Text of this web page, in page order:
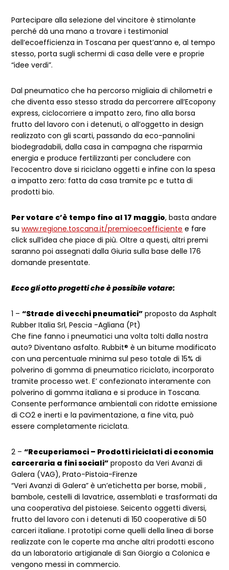
Partecipare alla selezione del vincitore è stimolante
perché dà una mano a trovare i testimonial
dell’ecoefficienza in Toscana per quest’anno e, al tempo
stesso, porta sugli schermi di casa delle vere e proprie
“idee verdi”.
Dal pneumatico che ha percorso migliaia di chilometri e
che diventa esso stesso strada da percorrere all’Ecopony
express, ciclocorriere a impatto zero, fino alla borsa
frutto del lavoro con i detenuti, o all’oggetto in design
realizzato con gli scarti, passando da eco-pannolini
biodegradabili, dalla casa in campagna che risparmia
energia e produce fertilizzanti per concludere con
l’ecocentro dove si riciclano oggetti e infine con la spesa
a impatto zero: fatta da casa tramite pc e tutta di
prodotti bio.
Per votare c’è tempo fino al 17 maggio, basta andare
suwww.regione.toscana.it/premioecoefficiente e fare
click sull’idea che piace di più. Oltre a questi, altri premi
saranno poi assegnati dalla Giuria sulla base delle 176
domande presentate.
Ecco gli otto progetti che è possibile votare:
1 –“Strade di vecchi pneumatici” proposto da Asphalt
Rubber Italia Srl, Pescia -Agliana (Pt)
Che fine fanno i pneumatici una volta tolti dalla nostra
auto? Diventano asfalto. Rubbit® è un bitume modificato
con una percentuale minima sul peso totale di 15% di
polverino di gomma di pneumatico riciclato, incorporato
tramite processo wet. E’ confezionato interamente con
polverino di gomma italiana e si produce in Toscana.
Consente performance ambientali con ridotte emissione
di CO2 e inerti e la pavimentazione, a fine vita, può
essere completamente riciclata.
2 –“Recuperiamoci – Prodotti riciclati di economia
carceraria a fini sociali” proposto da Veri Avanzi di
Galera (VAG), Prato-Pistoia-Firenze
“Veri Avanzi di Galera” è un’etichetta per borse, mobili ,
bambole, cestelli di lavatrice, assemblati e trasformati da
una cooperativa del pistoiese. Seicento oggetti diversi,
frutto del lavoro con i detenuti di 150 cooperative di 50
carceri italiane. I prototipi come quelli della linea di borse
realizzate con le coperte ma anche altri prodotti escono
da un laboratorio artigianale di San Giorgio a Colonica e
vengono messi in commercio.